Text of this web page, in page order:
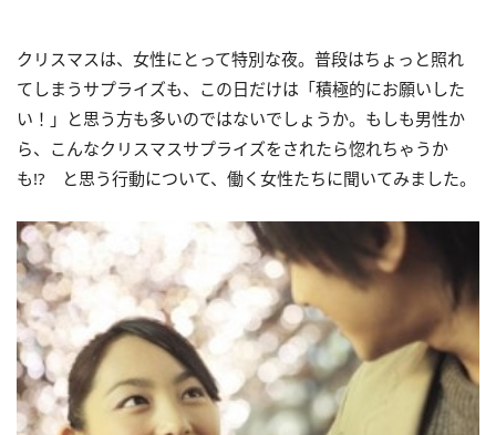
クリスマスは、女性にとって特別な夜。普段はちょっと照れ
てしまうサプライズも、この日だけは「積極的にお願いした
い！」と思う方も多いのではないでしょうか。もしも男性か
ら、こんなクリスマスサプライズをされたら惚れちゃうか
も!? と思う行動について、働く女性たちに聞いてみました。